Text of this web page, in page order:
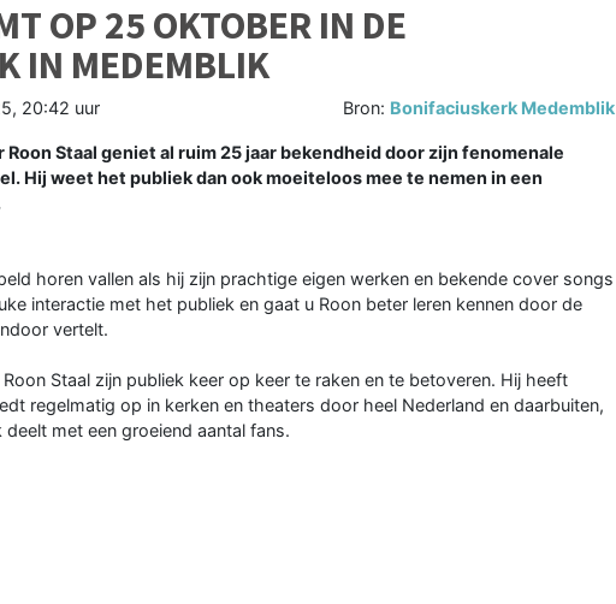
OP 25 OKTOBER IN DE
IN MEDEMBLIK
20:42 uur Bron: Bonifaciuskerk Medemblik
Staal geniet al ruim 25 jaar bekendheid door zijn fenomenale
Hij weet het publiek dan ook moeiteloos mee te nemen in een
horen vallen als hij zijn prachtige eigen werken en bekende cover songs
interactie met het publiek en gaat u Roon beter leren kennen door de
vertelt.
Staal zijn publiek keer op keer te raken en te betoveren. Hij heeft
regelmatig op in kerken en theaters door heel Nederland en daarbuiten,
met een groeiend aantal fans.